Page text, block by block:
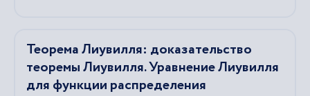
Теорема Лиувилля: доказательство
теоремы Лиувилля. Уравнение Лиувилля
для функции распределения